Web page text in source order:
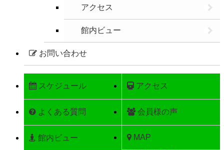
アクセス
館内ビュー
お問い合わせ
スケジュール アクセス
よくある質問 会員様の声
館内ビュー MAP